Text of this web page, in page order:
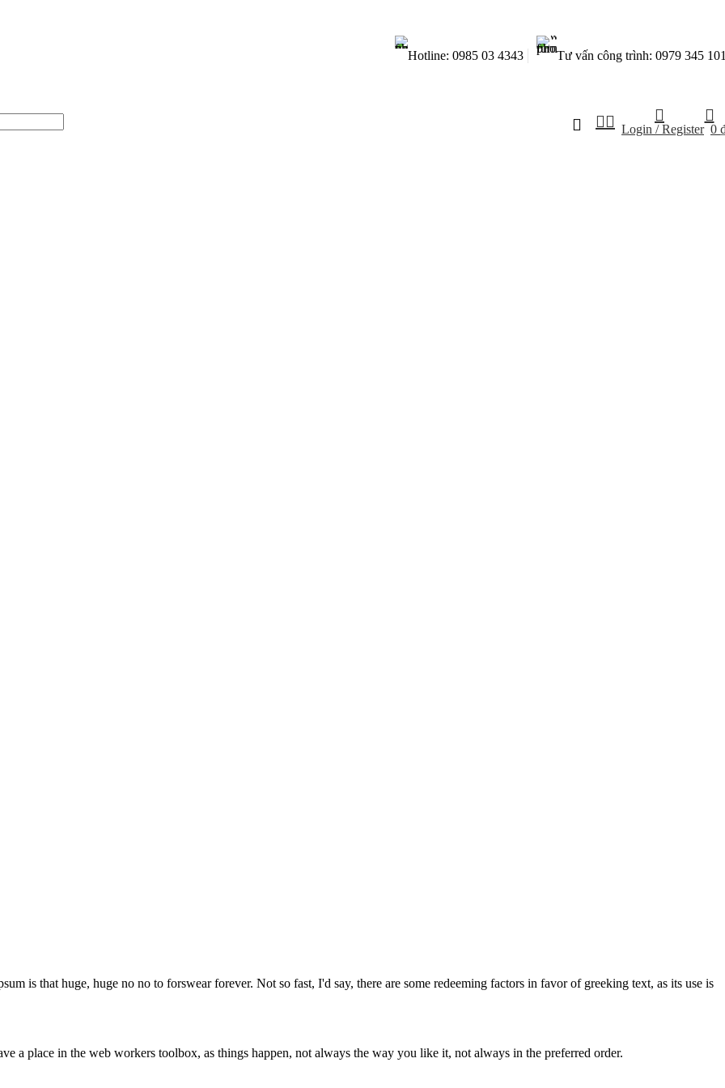
Hotline: 0985 03 4343 Tư vấn công trình: 0979 345
Login / Register 0
is that huge, huge no no to forswear forever. Not so fast, I'd say, there are some redeeming factors in favor of greeking text, as its use is
a place in the web workers toolbox, as things happen, not always the way you like it, not always in the preferred order.